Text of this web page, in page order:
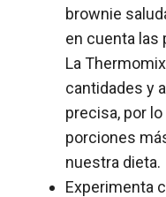
brownie
en cuenta las
La
cantidades y
precisa, por
porciones
nuestra dieta.
Experimenta